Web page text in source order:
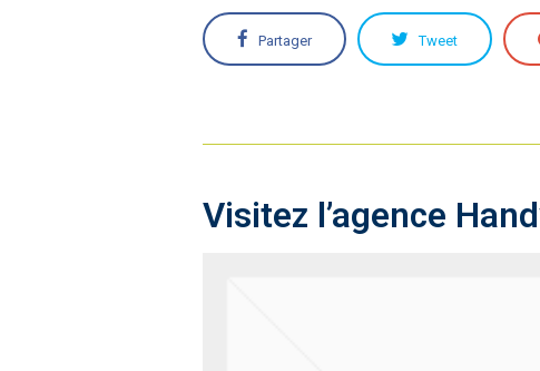
Partager Tweet
Visitez l’agence